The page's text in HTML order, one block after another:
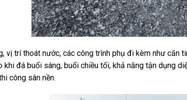
vị trí thoát nước, các công trình phụ đi kèm như căn
khi đá buổi sáng, buổi chiều tối, khả năng tận dụng
công sân nền.